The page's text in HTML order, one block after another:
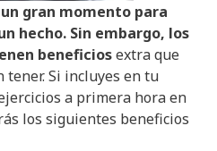
gran momento para
hecho. Sin embargo, los
beneficiosextra que
Si incluyes en tu
a primera hora en
los siguientes beneficios